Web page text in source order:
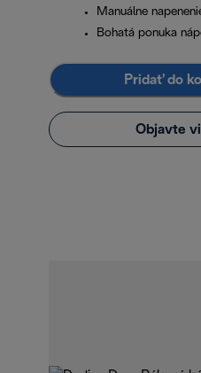
Manuálne
Bohatá ponuka
Pridať do
Objavte